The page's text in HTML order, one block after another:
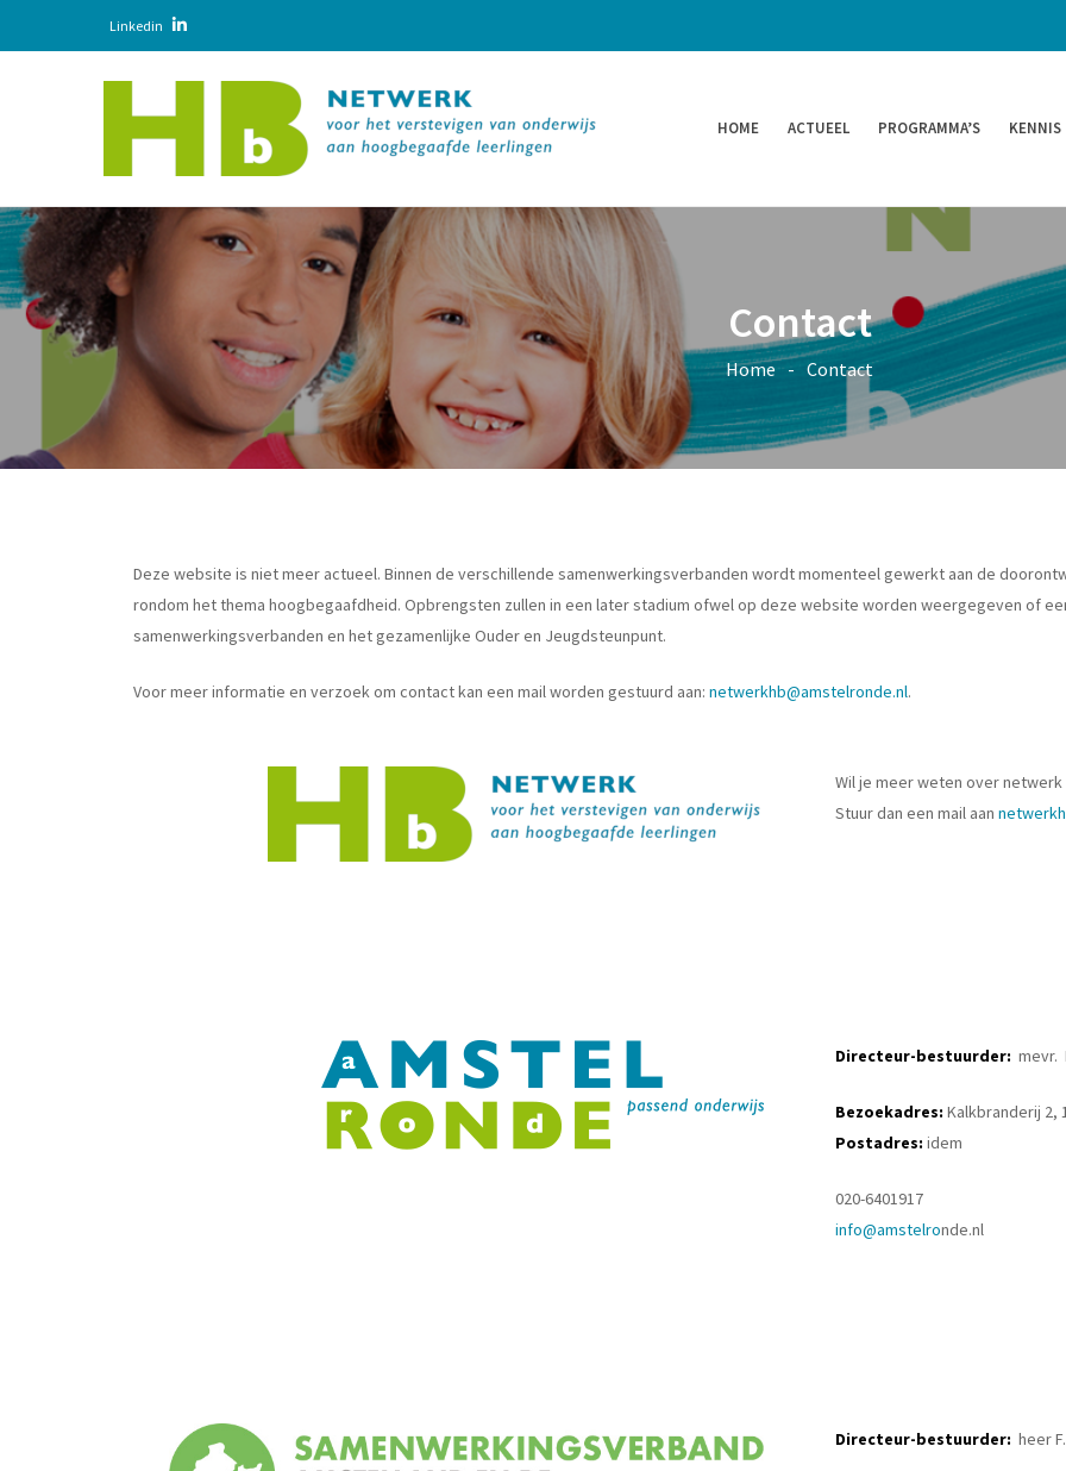
Linkedin
HOME ACTUEEL PROGRAMMA’S KENNIS
Contact
Home - Contact
Deze website is niet meer actueel. Binnen de verschillende samenwerkingsverbanden wordt momenteel gewerkt aan de
rondom het thema hoogbegaafdheid. Opbrengsten zullen in een later stadium ofwel op deze website worden weergegeven of
samenwerkingsverbanden en het gezamenlijke Ouder en Jeugdsteunpunt.
Voor meer informatie en verzoek om contact kan een mail worden gestuurd aan: netwerkhb@amstelronde.nl.
Wil je meer weten over netwerk
Stuur dan een mail aan
Directeur-bestuurder: mevr.
Bezoekadres: Kalkbranderij 2,
Postadres: idem
020-6401917
info@amstelronde.nl
Directeur-bestuurder: heer